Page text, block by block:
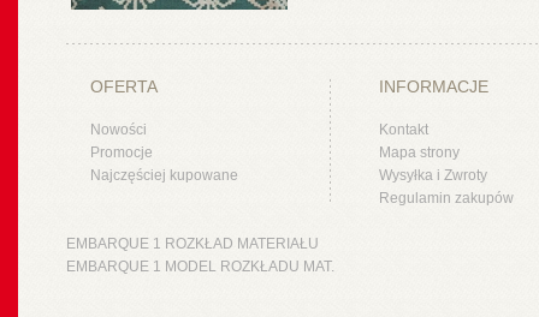
OFERTA
Nowości
Promocje
Najczęściej kupowane
INFORMACJE
Kontakt
Mapa strony
Wysyłka i Zwroty
Regulamin zakupów
EMBARQUE 1 ROZKŁAD MATERIAŁU
EMBARQUE 1 MODEL ROZKŁADU MAT.